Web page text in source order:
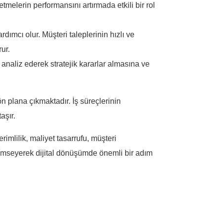
performansını artırmada etkili bir rol
olur. Müşteri taleplerinin hızlı ve
ederek stratejik kararlar almasına ve
plana çıkmaktadır. İş süreçlerinin
maliyet tasarrufu, müşteri
dijital dönüşümde önemli bir adım